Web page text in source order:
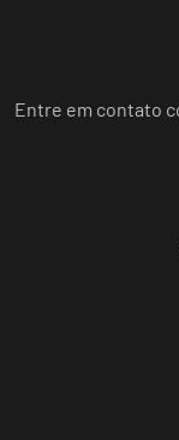
Entre em contato